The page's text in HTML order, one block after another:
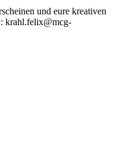
und eure kreativen
krahl.felix@mcg-